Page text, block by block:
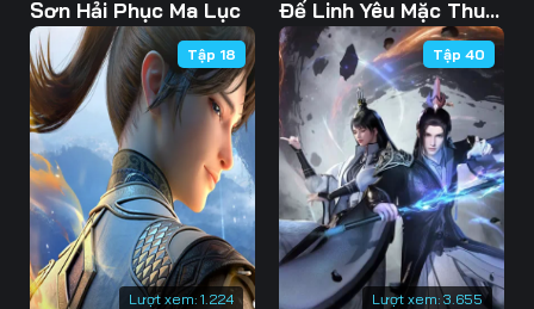
Tập 103 Tập 104 Tập 105
Tập 106 Tập 107 Tập 108
Tập 109 Tập 110 Tập 111
Tập 112 Tập 113 Tập 114
Tập 115 Tập 116 Tập 117
Tập 118 Tập 119 Tập 120
Sơn Hải Phục Ma Lục Đế Linh Yêu Mặc Thuỷ Linh Lung
Lượt xem: 1.224
Tập 18
Lượt xem: 3.655
Tập 40